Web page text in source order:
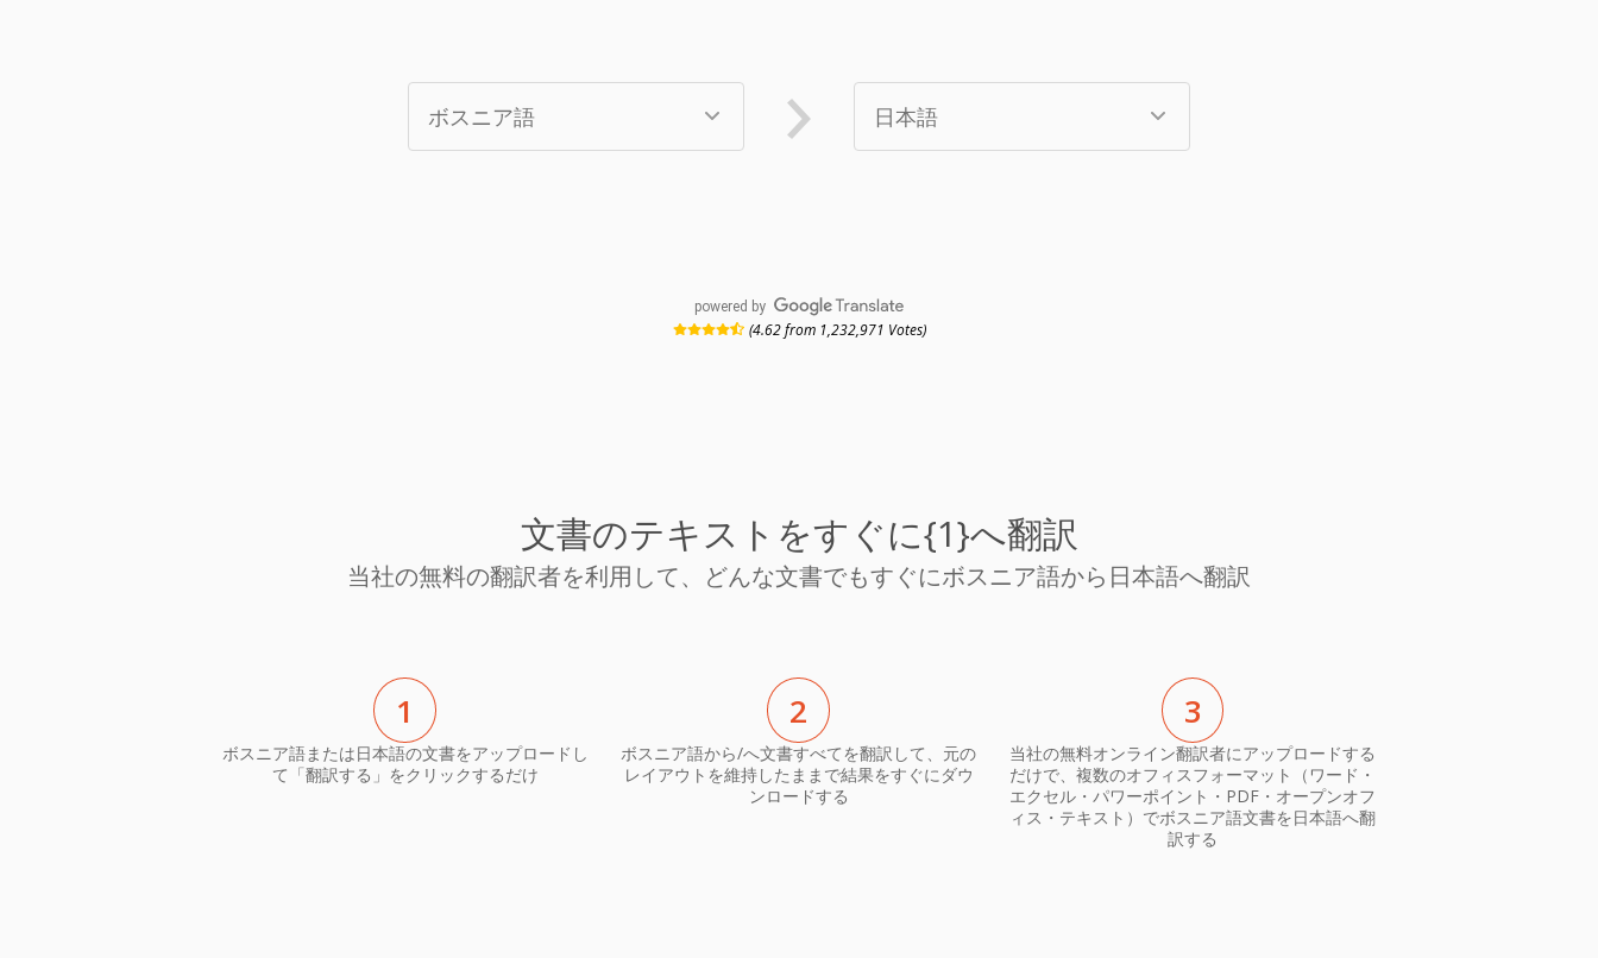
powered by
(4.62 from 1,232,971 Votes)
文書のテキストをすぐに{1}へ翻訳
当社の無料の翻訳者を利用して、どんな文書でもすぐにボスニア語から日本語へ翻訳
1
ボスニア語または日本語の文書をアップロードし
て「翻訳する」をクリックするだけ
2
ボスニア語から/へ文書すべてを翻訳して、元の
レイアウトを維持したままで結果をすぐにダウ
ンロードする
3
当社の無料オンライン翻訳者にアップロードする
だけで、複数のオフィスフォーマット（ワード・
エクセル・パワーポイント・PDF・オープンオフ
ィス・テキスト）でボスニア語文書を日本語へ翻
訳する